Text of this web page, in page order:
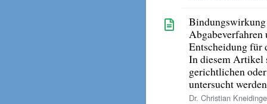
Abgabeverfahren
Entscheidung für
In diesem Artikel
gerichtlichen
untersucht
Dr. Christian